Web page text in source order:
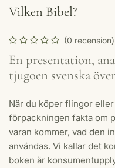
Vilken Bibel?
(0 recension)
En presentation,
tjugoen svenska
När du köper flingor
förpackningen fakta om
varan kommer, vad den
användas. Vi kallar det
boken är